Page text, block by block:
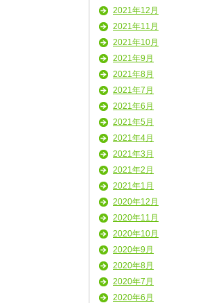
2021年12月
2021年11月
2021年10月
2021年9月
2021年8月
2021年7月
2021年6月
2021年5月
2021年4月
2021年3月
2021年2月
2021年1月
2020年12月
2020年11月
2020年10月
2020年9月
2020年8月
2020年7月
2020年6月